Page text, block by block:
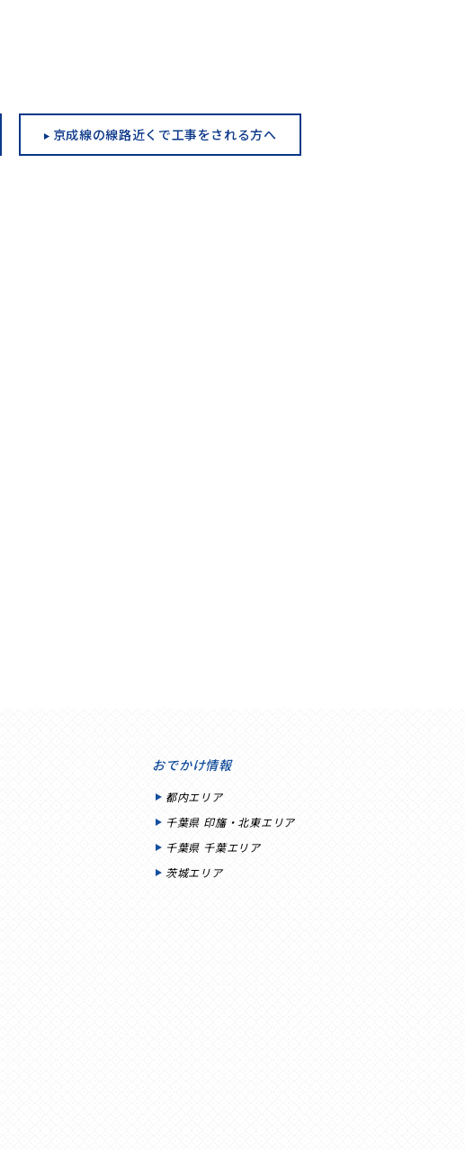
京成線の線路近くで工事をされる方へ
おでかけ情報
都内エリア
千葉県 印旛・北東エリア
千葉県 千葉エリア
茨城エリア